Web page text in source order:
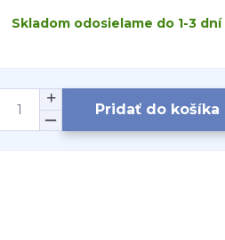
Skladom odosielame do 1-3 dní
Pridať do košíka